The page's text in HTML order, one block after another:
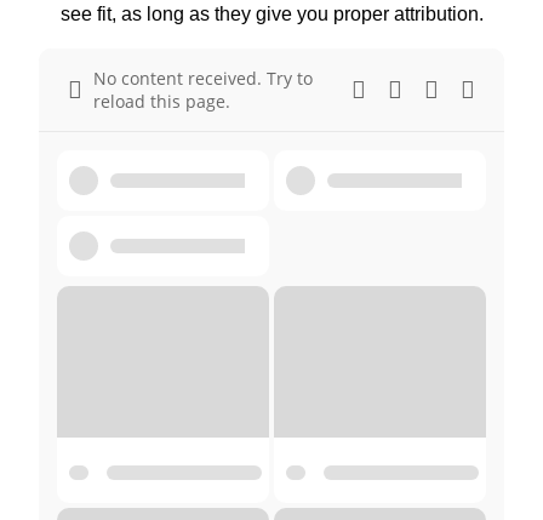
see fit, as long as they give you proper attribution.
No content received. Try to
reload this page.